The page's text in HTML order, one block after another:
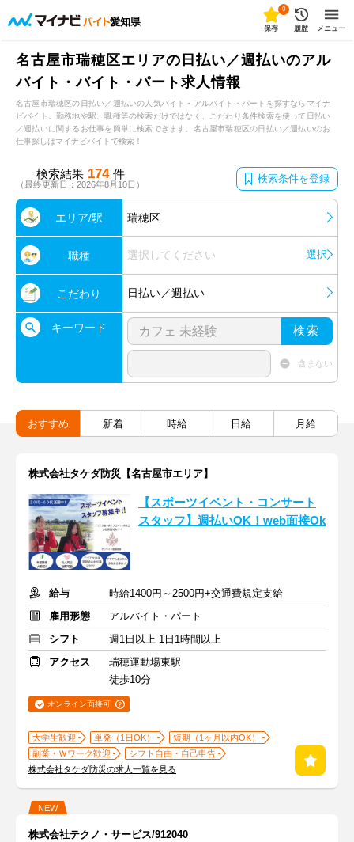
愛知県
0
保存 履歴 メニュー
名古屋市瑞穂区エリアの日払い／週払いのアル
バイト・バイト・パート求人情報
名古屋市瑞穂区の日払い／週払いの人気バイト・アルバイト・パートを探すならマイナ
ビバイト。勤務地や駅、職種等の検索だけではなく、こだわり条件検索を使って日払い
／週払いに関するお仕事を簡単に検索できます。名古屋市瑞穂区の日払い／週払いのお
仕事探しはマイナビバイトで検索！
検索結果 174 件
（最終更新日：2026年8月10日） 検索条件を登録
エリア/駅 瑞穂区
職種 選択してください 選択
こだわり 日払い／週払い
キーワード 検索
含まない
おすすめ 新着 時給 日給 月給
株式会社タケダ防災【名古屋市エリア】
【スポーツイベント・コンサート
スタッフ】週払いOK！web面接Ok
給与
時給1400円～2500円+交通費規定支給
雇用形態
アルバイト・パート
シフト
週1日以上 1日1時間以上
アクセス
瑞穂運動場東駅
徒歩10分
オンライン面接可
大学生歓迎 単発（1日OK）
短期（1ヶ月以内OK）
副業・Ｗワーク歓迎
シフト自由・自己申告
株式会社タケダ防災の求人一覧を見る
NEW
株式会社テクノ・サービス/912040